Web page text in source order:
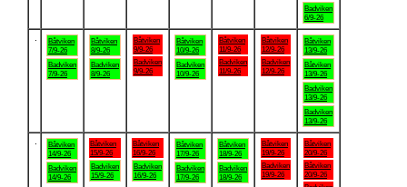
Badviken
6/9-26
Båtviken
7/9-26
Badviken
7/9-26
Båtviken
8/9-26
Badviken
8/9-26
Båtviken
9/9-26
Badviken
9/9-26
Båtviken
10/9-26
Badviken
10/9-26
Båtviken
11/9-26
Badviken
11/9-26
Båtviken
12/9-26
Badviken
12/9-26
Båtviken
13/9-26
Båtviken
13/9-26
Badviken
13/9-26
Badviken
13/9-26
Båtviken
14/9-26
Badviken
14/9-26
Båtviken
15/9-26
Badviken
15/9-26
Båtviken
16/9-26
Badviken
16/9-26
Båtviken
17/9-26
Badviken
17/9-26
Båtviken
18/9-26
Badviken
18/9-26
Båtviken
19/9-26
Badviken
19/9-26
Båtviken
20/9-26
Båtviken
20/9-26